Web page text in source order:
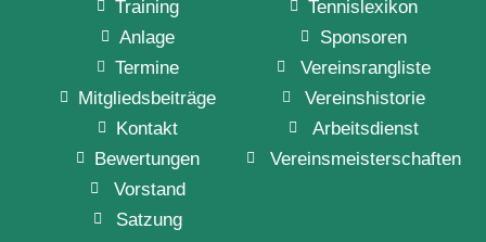
Training
Anlage
Tennislexikon
Sponsoren
Termine
Mitgliedsbeiträge
Kontakt
Bewertungen
Vereinsrangliste
Vereinshistorie
Arbeitsdienst
Vereinsmeisterschaften
Vorstand
Satzung